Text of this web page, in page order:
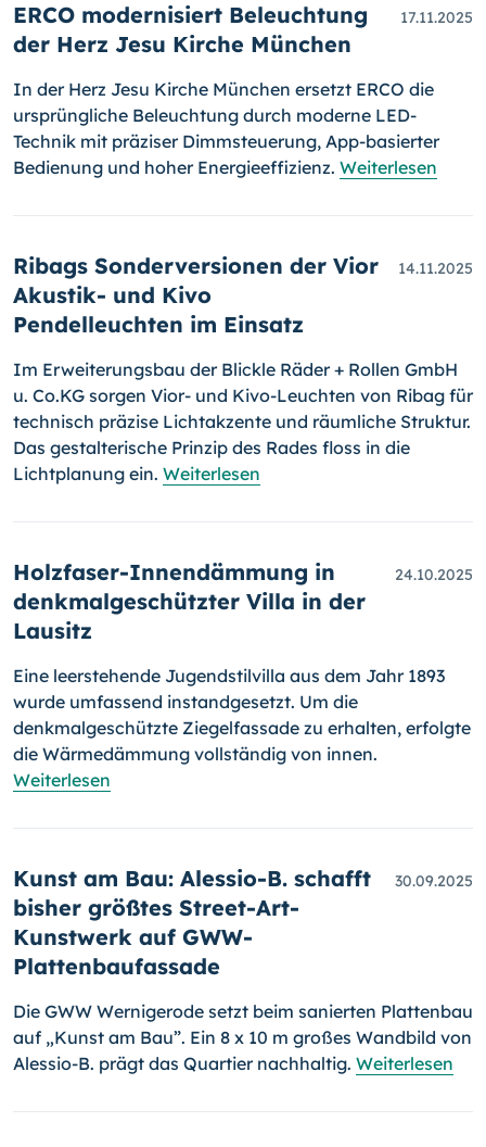
ERCO modernisiert Beleuchtung
der Herz Jesu Kirche München
17.11.2025
In der Herz Jesu Kirche München ersetzt ERCO die
ursprüngliche Beleuchtung durch moderne LED-
Technik mit präziser Dimmsteuerung, App-basierter
Bedienung und hoher Energieeffizienz. Weiterlesen
Ribags Sonderversionen der Vior
Akustik- und Kivo
Pendelleuchten im Einsatz
14.11.2025
Im Erweiterungsbau der Blickle Räder + Rollen GmbH
u. Co.KG sorgen Vior- und Kivo-Leuchten von Ribag für
technisch präzise Lichtakzente und räumliche Struktur.
Das gestalterische Prinzip des Rades floss in die
Lichtplanung ein. Weiterlesen
Holzfaser-Innendämmung in
denkmalgeschützter Villa in der
Lausitz
24.10.2025
Eine leerstehende Jugendstilvilla aus dem Jahr 1893
wurde umfassend instandgesetzt. Um die
denkmalgeschützte Ziegelfassade zu erhalten, erfolgte
die Wärmedämmung vollständig von innen.
Weiterlesen
Kunst am Bau: Alessio-B. schafft
bisher größtes Street-Art-
Kunstwerk auf GWW-
Plattenbaufassade
30.09.2025
Die GWW Wernigerode setzt beim sanierten Plattenbau
auf „Kunst am Bau”. Ein 8 x 10 m großes Wandbild von
Alessio-B. prägt das Quartier nachhaltig. Weiterlesen